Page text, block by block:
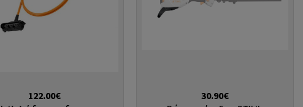
122.00€ 30.90€